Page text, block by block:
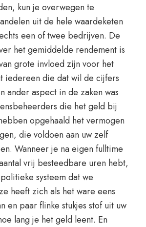
kun je overwegen te
uit de hele waardeketen
een of twee bedrijven. De
het gemiddelde rendement is
grote invloed zijn voor het
iedereen die dat wil de cijfers
ander aspect in de zaken was
die het geld bij
opgehaald het vermogen
die voldoen aan uw zelf
Wanneer je na eigen fulltime
vrij besteedbare uren hebt,
systeem dat we
heeft zich als het ware eens
en paar flinke stukjes stof uit uw
lang je het geld leent. En